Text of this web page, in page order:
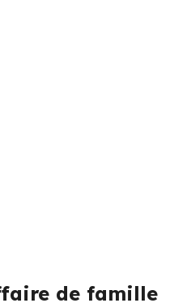
de famille